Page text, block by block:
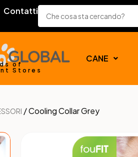
Contatti
of
Stores
CANE
/ Cooling Collar Grey